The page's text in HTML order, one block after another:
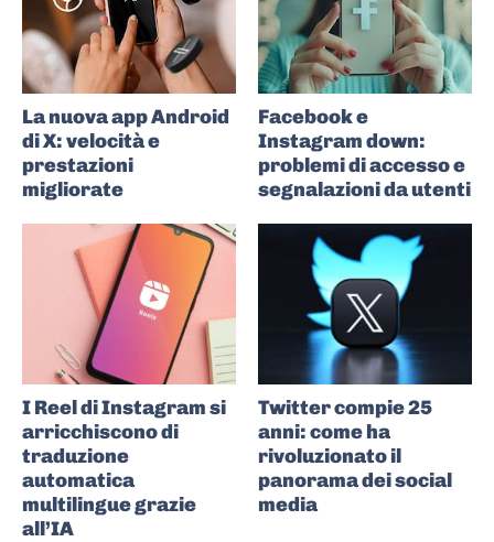
La nuova app Android
di X: velocità e
prestazioni
migliorate
Facebook e
Instagram down:
problemi di accesso e
segnalazioni da utenti
I Reel di Instagram si
arricchiscono di
traduzione
automatica
multilingue grazie
all’IA
Twitter compie 25
anni: come ha
rivoluzionato il
panorama dei social
media